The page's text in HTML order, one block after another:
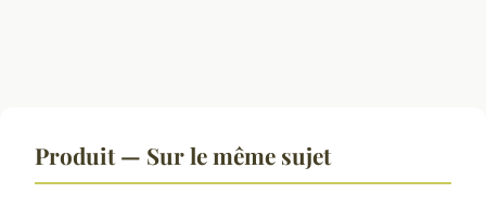
Produit — Sur le même sujet